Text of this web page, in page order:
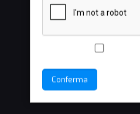
Conferma